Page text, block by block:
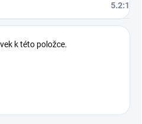
5.2:1
k této položce.